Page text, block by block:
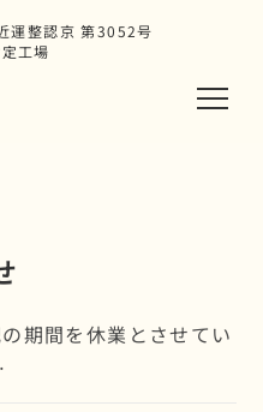
運整認京 第3052号
工場
期間を休業とさせてい